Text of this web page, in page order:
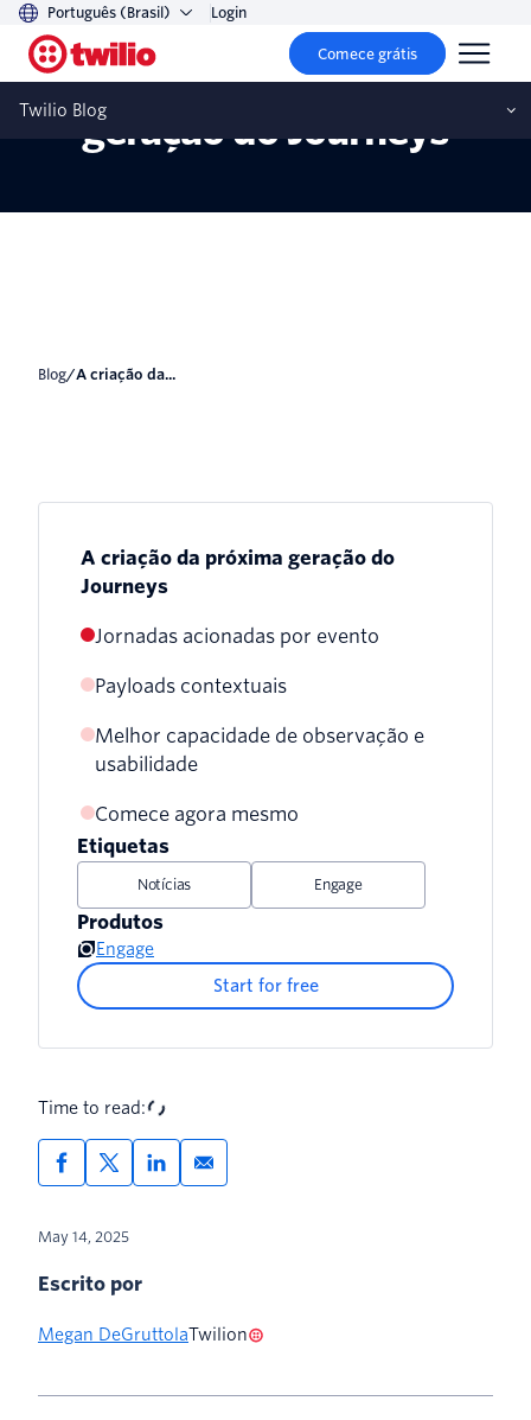
Português (Brasil) Login
Comece grátis
Twilio Blog
A criação da próxima
geração do Journeys
blog/ A criação da...
A criação da próxima geração do
Journeys
Jornadas acionadas por evento
Payloads contextuais
Melhor capacidade de observação e
usabilidade
Comece agora mesmo
Etiquetas
Notícias Engage
Produtos
Engage
Start for free
Time to read:
May 14, 2025
Escrito por
Megan DeGruttolaTwilion